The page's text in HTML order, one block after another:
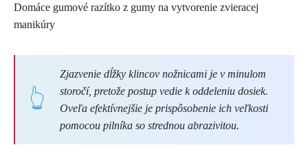
Domáce gumové razítko z gumy na vytvorenie zvieracej
manikúry
Zjazvenie dĺžky klincov nožnicami je v minulom
storočí, pretože postup vedie k oddeleniu dosiek.
Oveľa efektívnejšie je prispôsobenie ich veľkosti
pomocou pilníka so strednou abrazivitou.